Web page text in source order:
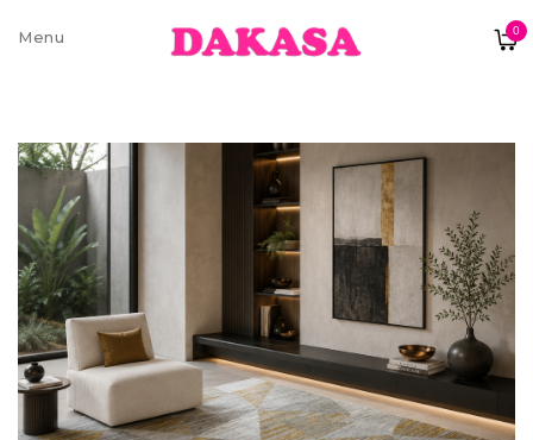
0
Sobre nós
Contatos e moradas
Pagamentos e Envios
Trocas e Devoluções